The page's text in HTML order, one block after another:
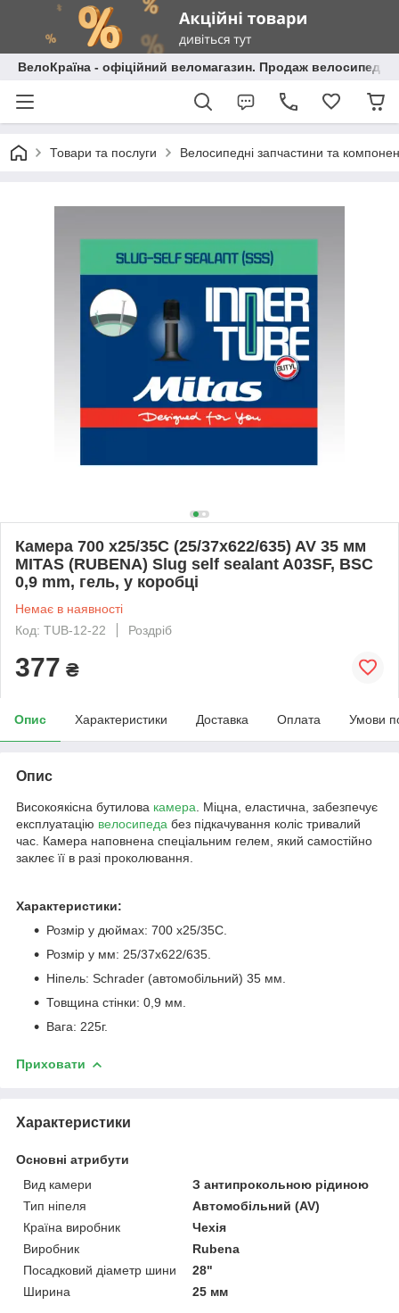
ВелоКраїна - офіційний веломагазин. Продаж велосипедів
Товари та послуги Велосипедні запчастини та
Камера 700 x25/35C (25/37x622/635) AV 35 мм
MITAS (RUBENA) Slug self sealant A03SF, BSC
0,9 mm, гель, у коробці
Немає в наявності
Код: TUB-12-22
Роздріб
377 ₴
Опис Характеристики Доставка Оплата Умови
Опис
Високоякісна бутилова камера . Міцна, еластична, забезпечує
експлуатацію велосипеда без підкачування коліс тривалий
час. Камера наповнена спеціальним гелем, який самостійно
заклеє її в разі проколювання.
Характеристики:
Розмір у дюймах: 700 x25/35C.
Розмір у мм: 25/37x622/635.
Ніпель: Schrader (автомобільний) 35 мм.
Товщина стінки: 0,9 мм.
Вага: 225г.
Приховати
Характеристики
Основні атрибути
Вид камери
З антипрокольною рідиною
Тип ніпеля
Автомобільний (AV)
Країна виробник
Чехія
Виробник
Rubena
Посадковий діаметр шини
28"
Ширина
25 мм